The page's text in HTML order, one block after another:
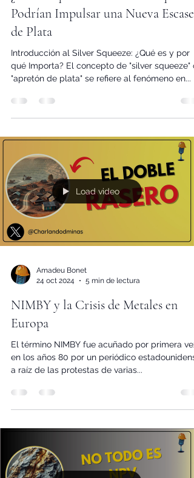
¿Silver Squeeze 2.0? Factores que
Podrían Impulsar una Nueva Escasez
de Plata
Introducción al Silver Squeeze: ¿Qué es y por
"apretón de plata" se refiere al fenómeno en...
24 oct 2024
5 min de lectura
NIMBY y la Crisis de Metales en
Europa
El término NIMBY fue acuñado por primera vez
a raíz de las protestas de varias...